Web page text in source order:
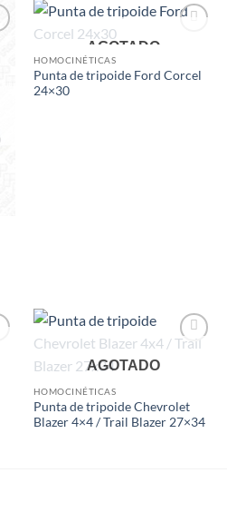
AGOTADO
HOMOCINÉTICAS
Punta de tripoide Ford Corcel
24×30
AGOTADO
HOMOCINÉTICAS
Punta de tripoide Chevrolet
Blazer 4×4 / Trail Blazer 27×34